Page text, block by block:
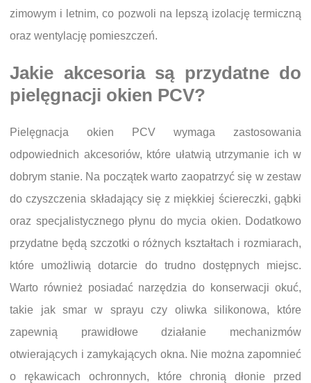
zimowym i letnim, co pozwoli na lepszą izolację termiczną
oraz wentylację pomieszczeń.
Jakie akcesoria są przydatne do
pielęgnacji okien PCV?
Pielęgnacja okien PCV wymaga zastosowania
odpowiednich akcesoriów, które ułatwią utrzymanie ich w
dobrym stanie. Na początek warto zaopatrzyć się w zestaw
do czyszczenia składający się z miękkiej ściereczki, gąbki
oraz specjalistycznego płynu do mycia okien. Dodatkowo
przydatne będą szczotki o różnych kształtach i rozmiarach,
które umożliwią dotarcie do trudno dostępnych miejsc.
Warto również posiadać narzędzia do konserwacji okuć,
takie jak smar w sprayu czy oliwka silikonowa, które
zapewnią prawidłowe działanie mechanizmów
otwierających i zamykających okna. Nie można zapomnieć
o rękawicach ochronnych, które chronią dłonie przed